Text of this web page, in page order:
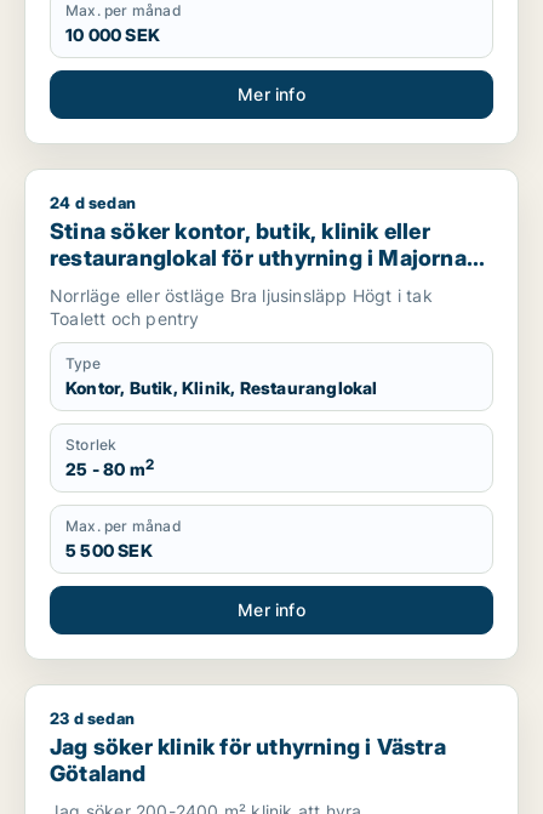
Max. per månad
10 000 SEK
Mer info
Stina söker kontor, butik, klinik eller restauranglokal för
24 d sedan
Stina söker kontor, butik, klinik eller
restauranglokal för uthyrning i Majorna-
Linné
Norrläge eller östläge Bra ljusinsläpp Högt i tak
Toalett och pentry
Type
Kontor, Butik, Klinik, Restauranglokal
Storlek
25 - 80 m2
Max. per månad
5 500 SEK
Mer info
Jag söker klinik för uthyrning i Västra Götaland
23 d sedan
Jag söker klinik för uthyrning i Västra
Götaland